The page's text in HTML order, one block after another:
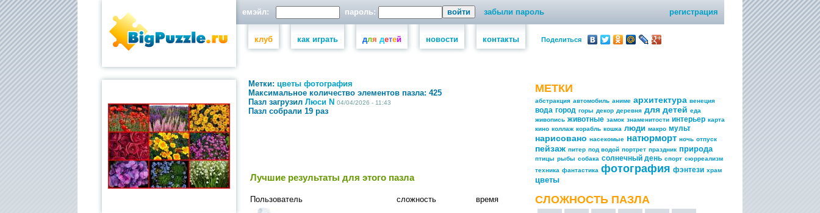
емэйл: пароль: забыли пароль регистрация
клуб как играть для детей новости контакты Поделиться
Метки: цветы фотография
Максимальное количество элементов пазла: 425
Пазл загрузил Люси N 04/04/2026 - 11:43
Пазл собрали 19 раз
Лучшие результаты для этого пазла
Пользователь сложность время
МЕТКИ
абстракция автомобиль аниме архитектура венеция
вода город горы декор деревня для детей еда
живопись животные замок знаменитости интерьер карта
кино коллаж корабль кошка люди макро мульт
нарисовано насекомые натюрморт ночь отпуск
пейзаж питер под водой портрет праздник природа
птицы рыбы собака солнечный день спорт сюрреализм
техника фантастика фотография фэнтези храм
цветы
СЛОЖНОСТЬ ПАЗЛА